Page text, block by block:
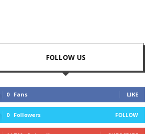
FOLLOW US
0 Fans LIKE
0 Followers FOLLOW